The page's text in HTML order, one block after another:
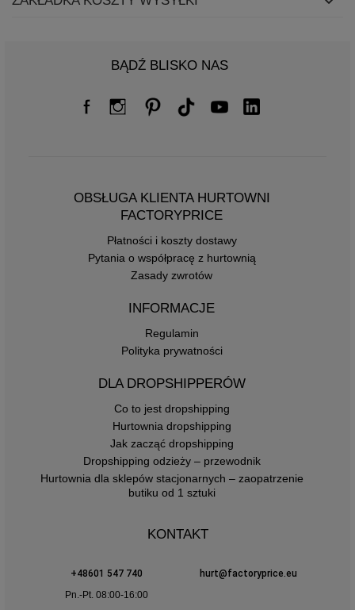
BĄDŹ BLISKO NAS
OBSŁUGA KLIENTA HURTOWNI
FACTORYPRICE
Płatności i koszty dostawy
Pytania o współpracę z hurtownią
Zasady zwrotów
INFORMACJE
Regulamin
Polityka prywatności
DLA DROPSHIPPERÓW
Co to jest dropshipping
Hurtownia dropshipping
Jak zacząć dropshipping
Dropshipping odzieży – przewodnik
Hurtownia dla sklepów stacjonarnych – zaopatrzenie
butiku od 1 sztuki
KONTAKT
+48601 547 740
hurt@factoryprice.eu
Pn.-Pt. 08:00-16:00